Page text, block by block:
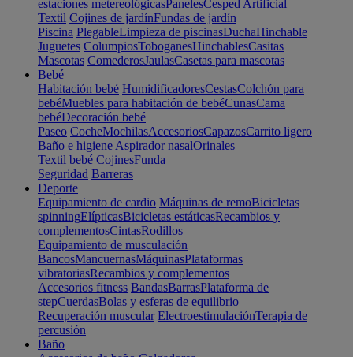
estaciones metereológicasPanelesCesped Artificial
Textil Cojines de jardínFundas de jardín
Piscina PlegableLimpieza de piscinasDuchaHinchable
Juguetes ColumpiosToboganesHinchablesCasitas
Mascotas ComederosJaulasCasetas para mascotas
Bebé
Habitación bebé HumidificadoresCestasColchón para
bebéMuebles para habitación de bebéCunasCama
bebéDecoración bebé
Paseo CocheMochilasAccesoriosCapazosCarrito ligero
Baño e higiene Aspirador nasalOrinales
Textil bebé CojinesFunda
Seguridad Barreras
Deporte
Equipamiento de cardio Máquinas de remoBicicletas
spinningElípticasBicicletas estáticasRecambios y
complementosCintasRodillos
Equipamiento de musculación
BancosMancuernasMáquinasPlataformas
vibratoriasRecambios y complementos
Accesorios fitness BandasBarrasPlataforma de
stepCuerdasBolas y esferas de equilibrio
Recuperación muscular ElectroestimulaciónTerapia de
percusión
Baño